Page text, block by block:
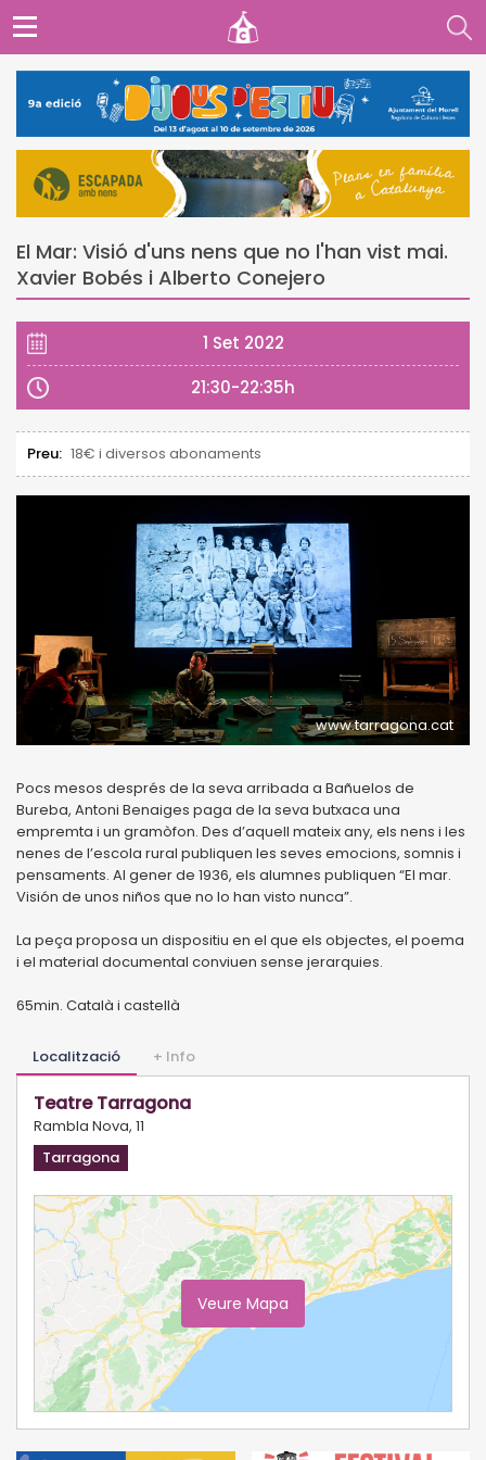
El Mar: Visió d'uns nens que no l'han vist mai.
Xavier Bobés i Alberto Conejero
1 Set 2022
21:30-22:35h
Preu: 18€ i diversos abonaments
www.tarragona.cat
Pocs mesos després de la seva arribada a Bañuelos de
Bureba, Antoni Benaiges paga de la seva butxaca una
empremta i un gramòfon. Des d’aquell mateix any, els nens i les
nenes de l’escola rural publiquen les seves emocions, somnis i
pensaments. Al gener de 1936, els alumnes publiquen “El mar.
Visión de unos niños que no lo han visto nunca”.
La peça proposa un dispositiu en el que els objectes, el poema
i el material documental conviuen sense jerarquies.
65min. Català i castellà
Localització + Info
Teatre Tarragona
Rambla Nova, 11
Tarragona
Veure Mapa